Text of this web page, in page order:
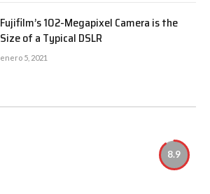
Fujifilm’s 102-Megapixel Camera is the
Size of a Typical DSLR
enero 5, 2021
8.9